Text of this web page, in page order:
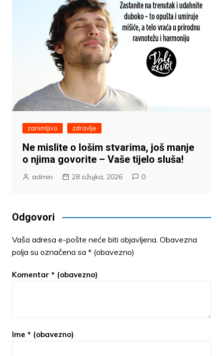
zanimljivo zdravlje
Ne mislite o lošim stvarima, još manje
o njima govorite – Vaše tijelo sluša!
admin 28 ožujka, 2026 0
Odgovori
Vaša adresa e-pošte neće biti objavljena. Obavezna
polja su označena sa * (obavezno)
Komentar * (obavezno)
Ime * (obavezno)